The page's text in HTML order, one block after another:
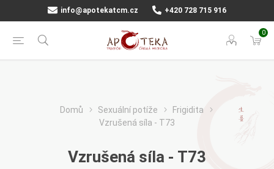
info@apotekatcm.cz +420 728 715 916
0
Domů Sexuální potíže
Frigidita
Vzrušená síla - T73
Vzrušená síla - T73